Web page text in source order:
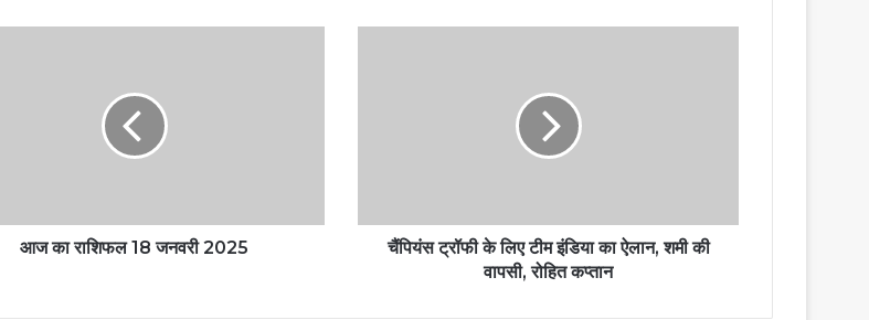
आज का राशिफल 18 जनवरी 2025
चैंपियंस ट्रॉफी के लिए टीम इंडिया का ऐलान, शमी की
वापसी, रोहित कप्तान